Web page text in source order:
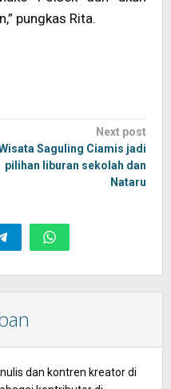
pungkas Rita.
Next post
Saguling Ciamis jadi
pilihan liburan sekolah dan
Nataru
dan kontren kreator di